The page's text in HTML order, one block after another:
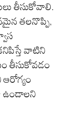
తీసుకోవాలి.
తలనొప్పి,
వాటిని
తీసుకోవడం
ఆరోగ్యం
ఉండాలని